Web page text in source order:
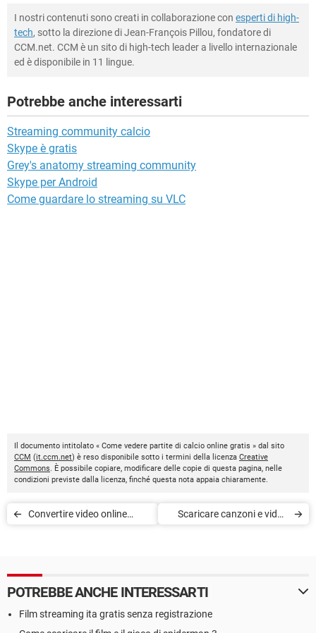
I nostri contenuti sono creati in collaborazione con esperti di high-
tech, sotto la direzione di Jean-François Pillou, fondatore di
CCM.net. CCM è un sito di high-tech leader a livello internazionale
ed è disponibile in 11 lingue.
Potrebbe anche interessarti
Streaming community calcio
Skype è gratis
Grey's anatomy streaming community
Skype per Android
Come guardare lo streaming su VLC
Il documento intitolato « Come vedere partite di calcio online gratis » dal sito
CCM (it.ccm.net) è reso disponibile sotto i termini della licenza Creative
Commons . È possibile copiare, modificare delle copie di questa pagina, nelle
condizioni previste dalla licenza, finché questa nota appaia chiaramente.
Convertire video online
Scaricare canzoni e video
POTREBBE ANCHE INTERESSARTI
Film streaming ita gratis senza registrazione